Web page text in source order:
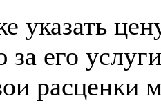
указать
его
расценки